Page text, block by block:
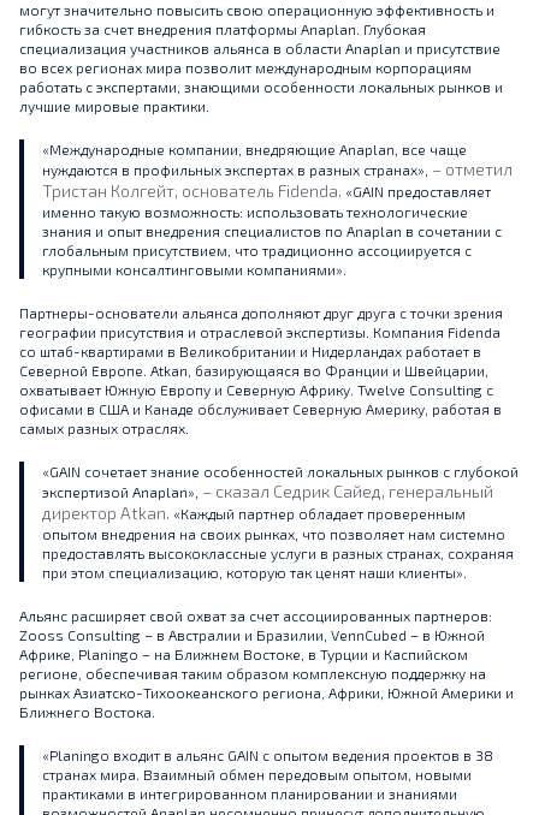
могут значительно повысить свою операционную эффективность и
гибкость за счет внедрения платформы Anaplan. Глубокая
специализация участников альянса в области Anaplan и присутствие
во всех регионах мира позволит международным корпорациям
работать с экспертами, знающими особенности локальных рынков и
лучшие мировые практики.
«Международные компании, внедряющие Anaplan, все чаще
нуждаются в профильных экспертах в разных странах», – отметил
Тристан Колгейт, основатель Fidenda. «GAIN предоставляет
именно такую возможность: использовать технологические
знания и опыт внедрения специалистов по Anaplan в сочетании с
глобальным присутствием, что традиционно ассоциируется с
крупными консалтинговыми компаниями».
Партнеры-основатели альянса дополняют друг друга с точки зрения
географии присутствия и отраслевой экспертизы. Компания Fidenda
со штаб-квартирами в Великобритании и Нидерландах работает в
Северной Европе. Atkan, базирующаяся во Франции и Швейцарии,
охватывает Южную Европу и Северную Африку. Twelve Consulting с
офисами в США и Канаде обслуживает Северную Америку, работая в
самых разных отраслях.
«GAIN сочетает знание особенностей локальных рынков с глубокой
экспертизой Anaplan», – сказал Седрик Сайед, генеральный
директор Atkan. «Каждый партнер обладает проверенным
опытом внедрения на своих рынках, что позволяет нам системно
предоставлять высококлассные услуги в разных странах, сохраняя
при этом специализацию, которую так ценят наши клиенты».
Альянс расширяет свой охват за счет ассоциированных партнеров:
Zooss Consulting – в Австралии и Бразилии, VennCubed – в Южной
Африке, Planingo – на Ближнем Востоке, в Турции и Каспийском
регионе, обеспечивая таким образом комплексную поддержку на
рынках Азиатско-Тихоокеанского региона, Африки, Южной Америки и
Ближнего Востока.
«Planingo входит в альянс GAIN с опытом ведения проектов в 38
странах мира. Взаимный обмен передовым опытом, новыми
практиками в интегрированном планировании и знаниями